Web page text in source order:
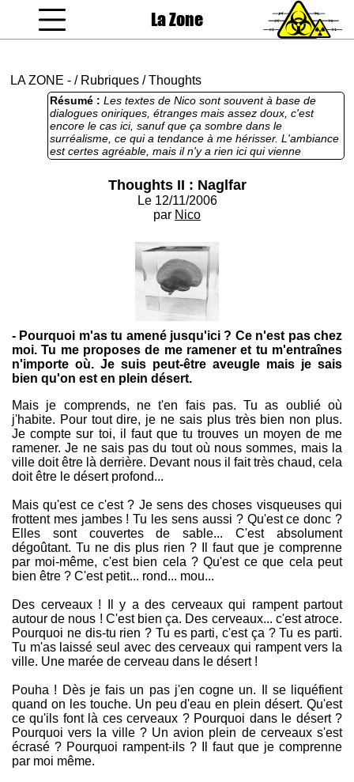
La Zone
LA ZONE - / Rubriques /Thoughts
Résumé : Les textes de Nico sont souvent à base de
dialogues oniriques, étranges mais assez doux, c'est
encore le cas ici, sanuf que ça sombre dans le
surréalisme, ce qui a tendance à me hérisser. L'ambiance
est certes agréable, mais il n'y a rien ici qui vienne
satisfaire nos bas-instincts de zonards assoiffés de sang.
qui me concerne c'est surtout branlettiste.
Thoughts II : Naglfar
Le 12/11/2006
par Nico
- Pourquoi m'as tu amené jusqu'ici ? Ce n'est pas chez
moi. Tu me proposes de me ramener et tu m'entraînes
n'importe où. Je suis peut-être aveugle mais je sais
bien qu'on est en plein désert.
Mais je comprends, ne t'en fais pas. Tu as oublié où
j'habite. Pour tout dire, je ne sais plus très bien non plus.
Je compte sur toi, il faut que tu trouves un moyen de me
ramener. Je ne sais pas du tout où nous sommes, mais la
ville doit être là derrière. Devant nous il fait très chaud, cela
doit être le désert profond...
Mais qu'est ce c'est ? Je sens des choses visqueuses qui
frottent mes jambes ! Tu les sens aussi ? Qu'est ce donc ?
Elles sont couvertes de sable... C'est absolument
dégoûtant. Tu ne dis plus rien ? Il faut que je comprenne
par moi-même, c'est bien cela ? Qu'est ce que cela peut
bien être ? C'est petit... rond... mou...
Des cerveaux ! Il y a des cerveaux qui rampent partout
autour de nous ! C'est bien ça. Des cerveaux... c'est atroce.
Pourquoi ne dis-tu rien ? Tu es parti, c'est ça ? Tu es parti.
Tu m'as laissé seul avec des cerveaux qui rampent vers la
ville. Une marée de cerveau dans le désert !
Pouha ! Dès je fais un pas j'en cogne un. Il se liquéfient
quand on les touche. Un peu d'eau en plein désert. Qu'est
ce qu'ils font là ces cerveaux ? Pourquoi dans le désert ?
Pourquoi vers la ville ? Un avion plein de cerveaux s'est
écrasé ? Pourquoi rampent-ils ? Il faut que je comprenne
par moi même.